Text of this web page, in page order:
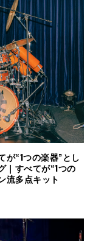
が“1つの楽器”とし
｜すべてが“1つの
流多点キット